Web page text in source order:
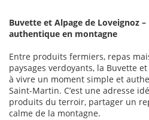
Buvette et Alpage de Loveignoz
authentique en montagne
Entre produits fermiers, repas
paysages verdoyants, la Buvette
à vivre un moment simple et
Saint-Martin. C’est une adresse
produits du terroir, partager un
calme de la montagne.